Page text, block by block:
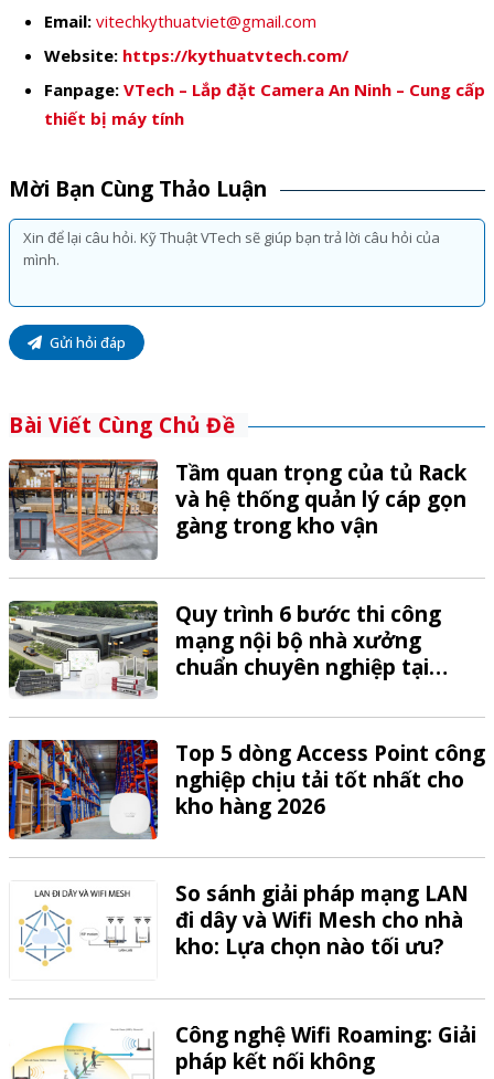
Email: vitechkythuatviet@gmail.com
Website: https://kythuatvtech.com/
Fanpage: VTech – Lắp đặt Camera An Ninh – Cung cấp
thiết bị máy tính
Mời Bạn Cùng Thảo Luận
Gửi hỏi đáp
Bài Viết Cùng Chủ Đề
Tầm quan trọng của tủ Rack
và hệ thống quản lý cáp gọn
gàng trong kho vận
Quy trình 6 bước thi công
mạng nội bộ nhà xưởng
chuẩn chuyên nghiệp tại
Top 5 dòng Access Point công
nghiệp chịu tải tốt nhất cho
kho hàng 2026
So sánh giải pháp mạng LAN
đi dây và Wifi Mesh cho nhà
kho: Lựa chọn nào tối ưu?
Công nghệ Wifi Roaming: Giải
pháp kết nối không